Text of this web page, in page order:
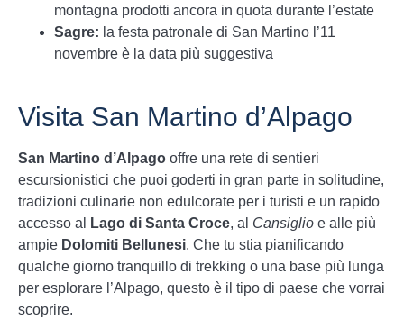
montagna prodotti ancora in quota durante l’estate
Sagre: la festa patronale di San Martino l’11
novembre è la data più suggestiva
Visita San Martino d’Alpago
San Martino d’Alpago offre una rete di sentieri
escursionistici che puoi goderti in gran parte in solitudine,
tradizioni culinarie non edulcorate per i turisti e un rapido
accesso al
Lago di Santa Croce, al Cansiglio e alle più
ampie Dolomiti Bellunesi. Che tu stia pianificando
qualche giorno tranquillo di trekking o una base più lunga
per esplorare l’Alpago, questo è il tipo di paese che vorrai
scoprire.